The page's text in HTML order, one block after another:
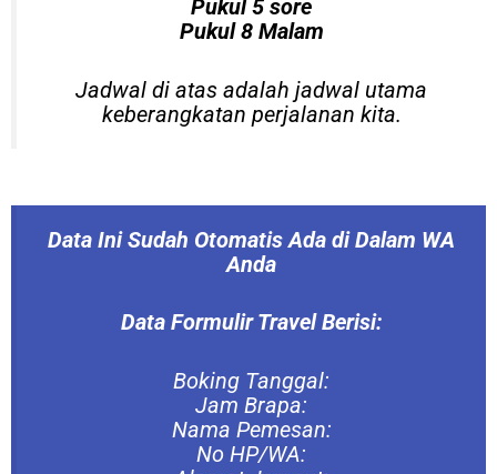
Pukul 5 sore
Pukul 8 Malam
Jadwal di atas adalah jadwal utama
keberangkatan perjalanan kita.
Data Ini Sudah Otomatis Ada di Dalam WA
Anda
Data Formulir Travel Berisi:
Boking Tanggal:
Jam Brapa:
Nama Pemesan:
No HP/WA: